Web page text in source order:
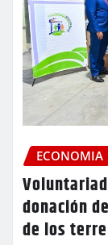
ECONOMIA
donación
de los